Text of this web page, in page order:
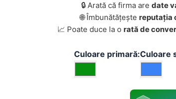
🔒 Arată că firma are date
🌐 Îmbunătățește reputația
📈 Poate duce la o rată de
Culoare primară:Culoare